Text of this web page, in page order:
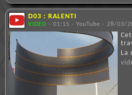
D03 : RALENTI
VIDEO - 01:15 - YouTube - 28/03/
La